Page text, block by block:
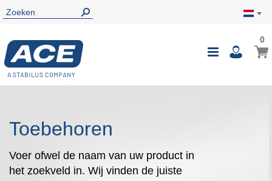
Toggle
00
Toebehoren
Voer ofwel de naam van uw product in
het zoekveld in. Wij vinden de juiste